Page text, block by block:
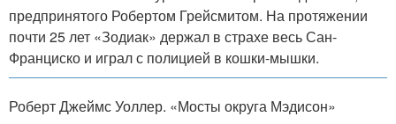
предпринятого Робертом Грейсмитом. На протяжении
почти 25 лет «Зодиак» держал в страхе весь Сан-
Франциско и играл с полицией в кошки-мышки.
Роберт Джеймс Уоллер. «Мосты округа Мэдисон»